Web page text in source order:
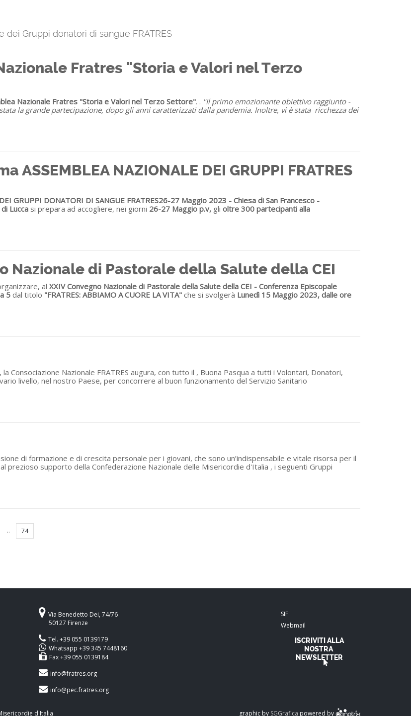
dei Gruppi donatori di sangue FRATRES
Fratres "Storia e Valori nel Terzo
Nazionale Fratres "Storia e Valori nel Terzo Settore". . "Il primo emozionante obiettivo raggiunto -
la grande partecipazione, dopo gli anni caratterizzati dalla pandemia. Inoltre, vi è stata ricchezza dei
ASSEMBLEA NAZIONALE DEI GRUPPI FRATRES
GRUPPI DONATORI DI SANGUE FRATRES26-27 Maggio 2023 - Chiesa di San Francesco -
Lucca si prepara ad accogliere, nei giorni 26-27 Maggio p.v, gli oltre 300 partecipanti alla
Nazionale di Pastorale della Salute della CEI
al XXIV Convegno Nazionale di Pastorale della Salute della CEI - Conferenza Episcopale
5dal titolo "FRATRES: ABBIAMO A CUORE LA VITA" che si svolgerà Lunedì 15 Maggio 2023, dalle ore
Consociazione Nazionale FRATRES augura, con tutto il , Buona Pasqua a tutti i Volontari, Donatori,
livello, nel nostro Paese, per concorrere al buon funzionamento del Servizio Sanitario
di formazione e di crescita personale per i giovani, che sono un’indispensabile e vitale risorsa per il
prezioso supporto della Confederazione Nazionale delle Misericordie d'Italia , i seguenti Gruppi
.. 74
Via Benedetto Dei, 74/76
50127 Firenze
Tel. +39 055 0139179
Whatsapp +39 345 7448160
Fax +39 055 0139184
info@fratres.org
info@pec.fratres.org
SIF
Webmail
ISCRIVITI ALLA
NOSTRA
NEWSLETTER
d'Italia graphic by SGGrafica powered by